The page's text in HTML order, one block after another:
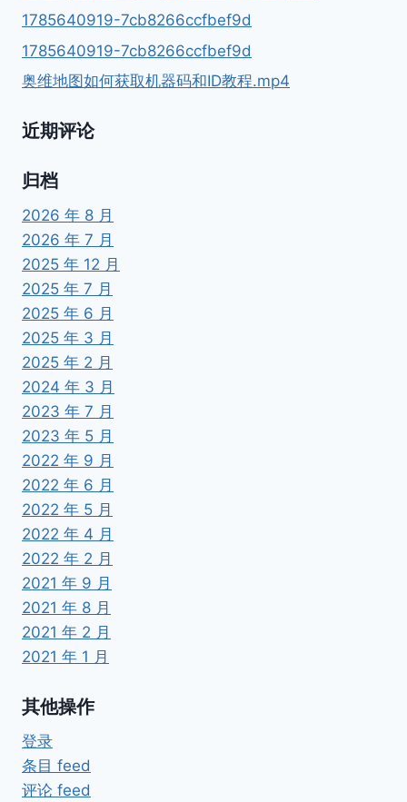
1785640919-7cb8266ccfbef9d
1785640919-7cb8266ccfbef9d
奥维地图如何获取机器码和ID教程.mp4
近期评论
归档
2026 年 8 月
2026 年 7 月
2025 年 12 月
2025 年 7 月
2025 年 6 月
2025 年 3 月
2025 年 2 月
2024 年 3 月
2023 年 7 月
2023 年 5 月
2022 年 9 月
2022 年 6 月
2022 年 5 月
2022 年 4 月
2022 年 2 月
2021 年 9 月
2021 年 8 月
2021 年 2 月
2021 年 1 月
其他操作
登录
条目 feed
评论 feed